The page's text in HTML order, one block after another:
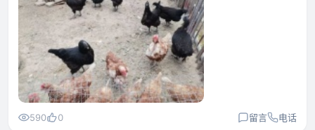
590 0 留言 电话